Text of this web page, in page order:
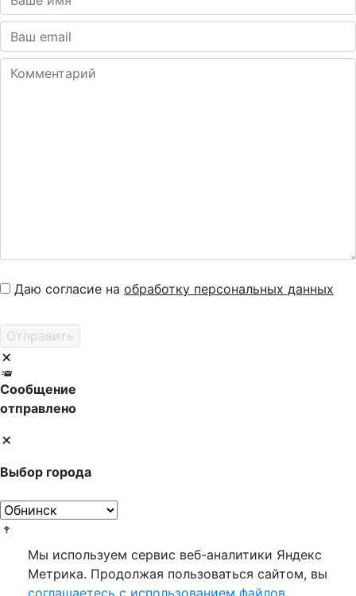
Даю согласие на обработку персональных данных
Сообщение
отправлено
Выбор города
Мы используем сервис веб-аналитики Яндекс
Метрика. Продолжая пользоваться сайтом, вы
соглашаетесь с использованием файлов